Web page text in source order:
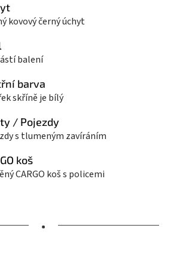
kovový černý úchyt
balení
barva
skříně je bílý
/ Pojezdy
s tlumeným zavíráním
koš
CARGO koš s policemi
•